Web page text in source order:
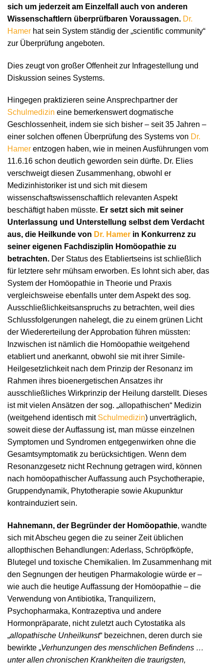
sich um jederzeit am Einzelfall auch von anderen
Wissenschaftlern überprüfbaren Voraussagen. Dr.
Hamer hat sein System ständig der „scientific community“
zur Überprüfung angeboten.
Dies zeugt von großer Offenheit zur Infragestellung und
Diskussion seines Systems.
Hingegen praktizieren seine Ansprechpartner der
Schulmedizin eine bemerkenswert dogmatische
Geschlossenheit, indem sie sich bisher – seit 35 Jahren –
einer solchen offenen Überprüfung des Systems von Dr.
Hamer entzogen haben, wie in meinen Ausführungen vom
11.6.16 schon deutlich geworden sein dürfte. Dr. Elies
verschweigt diesen Zusammenhang, obwohl er
Medizinhistoriker ist und sich mit diesem
wissenschaftswissenschaftlich relevanten Aspekt
beschäftigt haben müsste. Er setzt sich mit seiner
Unterlassung und Unterstellung selbst dem Verdacht
aus, die Heilkunde von Dr. Hamer in Konkurrenz zu
seiner eigenen Fachdisziplin Homöopathie zu
betrachten. Der Status des Etabliertseins ist schließlich
für letztere sehr mühsam erworben. Es lohnt sich aber, das
System der Homöopathie in Theorie und Praxis
vergleichsweise ebenfalls unter dem Aspekt des sog.
Ausschließlichkeitsanspruchs zu betrachten, weil dies
Schlussfolgerungen nahelegt, die zu einem grünen Licht
der Wiedererteilung der Approbation führen müssten:
Inzwischen ist nämlich die Homöopathie weitgehend
etabliert und anerkannt, obwohl sie mit ihrer Simile-
Heilgesetzlichkeit nach dem Prinzip der Resonanz im
Rahmen ihres bioenergetischen Ansatzes ihr
ausschließliches Wirkprinzip der Heilung darstellt. Dieses
ist mit vielen Ansätzen der sog. „allopathischen“ Medizin
(weitgehend identisch mit Schulmedizin) unverträglich,
soweit diese der Auffassung ist, man müsse einzelnen
Symptomen und Syndromen entgegenwirken ohne die
Gesamtsymptomatik zu berücksichtigen. Wenn dem
Resonanzgesetz nicht Rechnung getragen wird, können
nach homöopathischer Auffassung auch Psychotherapie,
Gruppendynamik, Phytotherapie sowie Akupunktur
kontrainduziert sein.
Hahnemann, der Begründer der Homöopathie, wandte
sich mit Abscheu gegen die zu seiner Zeit üblichen
allopthischen Behandlungen: Aderlass, Schröpfköpfe,
Blutegel und toxische Chemikalien. Im Zusammenhang mit
den Segnungen der heutigen Pharmakologie würde er –
wie auch die heutige Auffassung der Homöopathie – die
Verwendung von Antibiotika, Tranquilizern,
Psychopharmaka, Kontrazeptiva und andere
Hormonpräparate, nicht zuletzt auch Cytostatika als
„allopathische Unheilkunst“ bezeichnen, deren durch sie
bewirkte „Verhunzungen des menschlichen Befindens …
unter allen chronischen Krankheiten die traurigsten,